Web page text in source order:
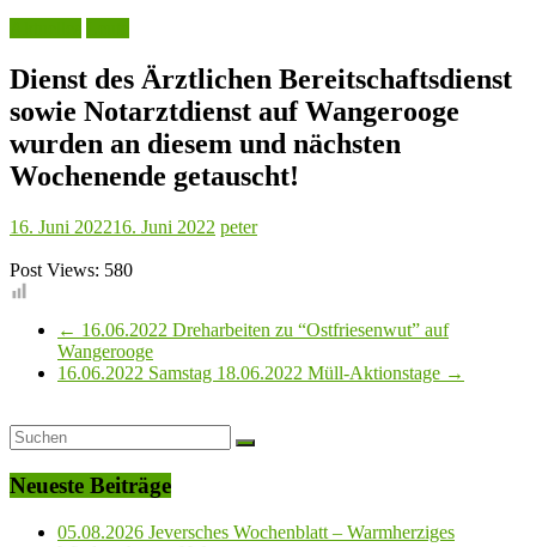
Dienst des Ärztlichen Bereitschaftsdienst
sowie Notarztdienst auf Wangerooge
wurden an diesem und nächsten
Wochenende getauscht!
16. Juni 202216. Juni 2022 peter
Post Views: 580
← 16.06.2022 Dreharbeiten zu “Ostfriesenwut” auf
Wangerooge
16.06.2022 Samstag 18.06.2022 Müll-Aktionstage →
Neueste Beiträge
05.08.2026 Jeversches Wochenblatt – Warmherziges